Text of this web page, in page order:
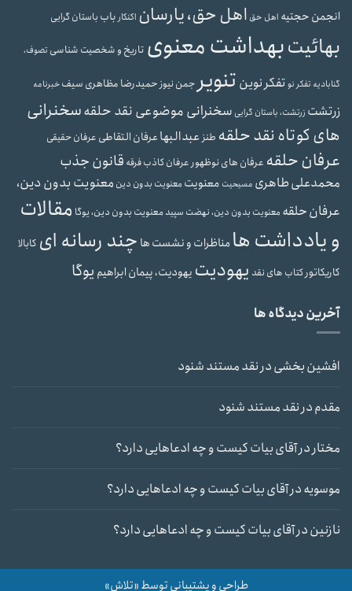
انجمن حجتیه اهل حق اهل حق، یارسان اکنکارباب باستان گرایی
بهائیتبهداشت معنوی تاریخ و شخصیت شناسی تصوف،
گنابادیه تفکر نوتفکر نوین تنویر جمن نیوز حمیدرضا مظاهری سیفخبرنامه
زرتشت زرتشت، باستان گرایی سخنرانی موضوعی نقد حلقهسخنرانی
های کوتاه نقد حلقه طنز عبدالبهاعرفان التقاطی عرفان حقیقی
عرفان حلقه عرفان های نوظهور عرفان کاذبفرقه قانون جذب
محمدعلی طاهری مسیحیت معنویت معنویت بدون دین معنویت بدون دین،
عرفان حلقه معنویت بدون دین، نهضت سپیدمعنویت بدون دین، یوگا مقالات
و یادداشت هامناظرات و نشست ها چند رسانه ای کابالا
کاریکاتور کتاب های نقد یهودیت یهودیت، پیمان ابراهیم یوگا
آخرین دیدگاه ها
افشین بخشیدرنقد مستند شنود
مقدمدرنقد مستند شنود
مختاردرآقای بیات کیست و چه ادعاهایی دارد؟
موسویهدرآقای بیات کیست و چه ادعاهایی دارد؟
نازنیندرآقای بیات کیست و چه ادعاهایی دارد؟
طراحی و پشتیبانی توسط «تلاش»